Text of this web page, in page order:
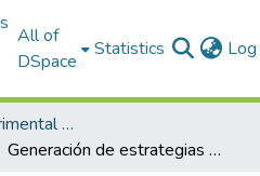
All of
DSpace
Statistics
6.- Estación Experimental Tropical Pichilingue
Generación de estrategias climáticamente inteligentes para la producción de biomasa forrajera y su transformación en proteína animal en el Litoral ecuatoriano.